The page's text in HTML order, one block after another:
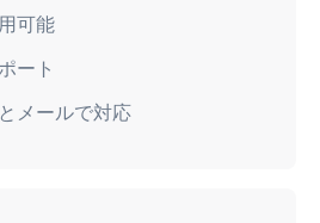
可能
ート
メールで対応